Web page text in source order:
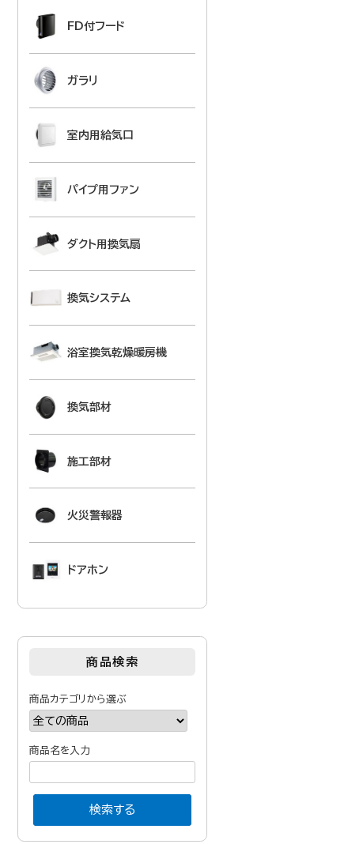
FD付フード
ガラリ
室内用給気口
パイプ用ファン
ダクト用換気扇
換気システム
浴室換気乾燥暖房機
換気部材
施工部材
火災警報器
ドアホン
商品検索
商品カテゴリから選ぶ
商品名を入力